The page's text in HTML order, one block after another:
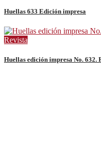
Huellas 633 Edición impresa
Revista
Huellas edición impresa No. 632.